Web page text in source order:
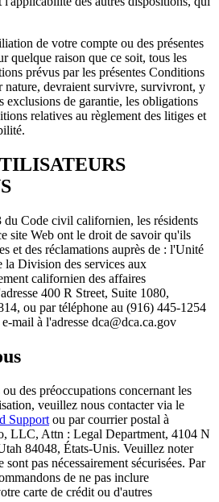
de votre compte ou des présentes
quelque raison que ce soit, tous les
prévus par les présentes Conditions
nature, devraient survivre, survivront, y
exclusions de garantie, les obligations
relatives au règlement des litiges et
Code civil californien, les résidents
site Web ont le droit de savoir qu'ils
et des réclamations auprès de : l'Unité
la Division des services aux
californien des affaires
400 R Street, Suite 1080,
ou par téléphone au (916) 445-1254
mail à l'adresse dca@dca.ca.gov
des préoccupations concernant les
veuillez nous contacter via le
Support ou par courrier postal à
LLC, Attn : Legal Department, 4104 N
84048, États-Unis. Veuillez noter
pas nécessairement sécurisées. Par
de ne pas inclure
carte de crédit ou d'autres